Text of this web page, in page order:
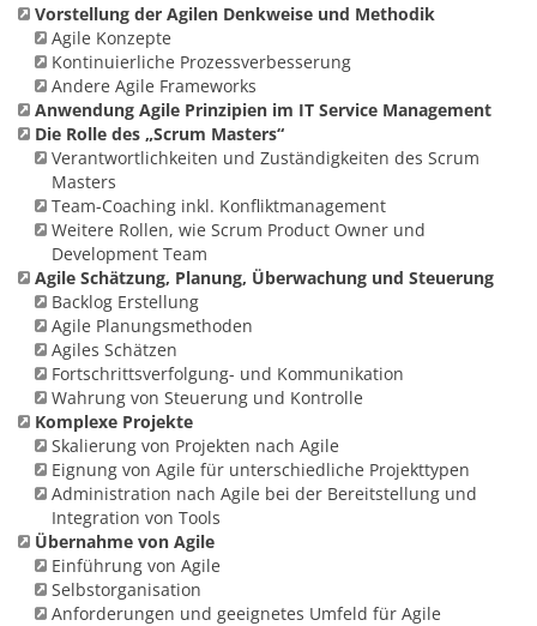
Vorstellung der Agilen Denkweise und Methodik
Agile Konzepte
Kontinuierliche Prozessverbesserung
Andere Agile Frameworks
Anwendung Agile Prinzipien im IT Service Management
Die Rolle des „Scrum Masters“
Verantwortlichkeiten und Zuständigkeiten des Scrum
Masters
Team-Coaching inkl. Konfliktmanagement
Weitere Rollen, wie Scrum Product Owner und
Development Team
Agile Schätzung, Planung, Überwachung und Steuerung
Backlog Erstellung
Agile Planungsmethoden
Agiles Schätzen
Fortschrittsverfolgung- und Kommunikation
Wahrung von Steuerung und Kontrolle
Komplexe Projekte
Skalierung von Projekten nach Agile
Eignung von Agile für unterschiedliche Projekttypen
Administration nach Agile bei der Bereitstellung und
Integration von Tools
Übernahme von Agile
Einführung von Agile
Selbstorganisation
Anforderungen und geeignetes Umfeld für Agile